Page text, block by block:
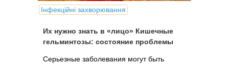
Інфекційні захворювання
Их нужно знать в «лицо» Кишечные
гельминтозы: состояние проблемы
Серьезные заболевания могут быть